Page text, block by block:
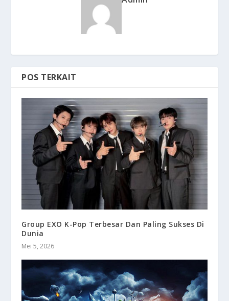
POS TERKAIT
Group EXO K-Pop Terbesar Dan Paling Sukses Di
Dunia
Mei 5, 2026